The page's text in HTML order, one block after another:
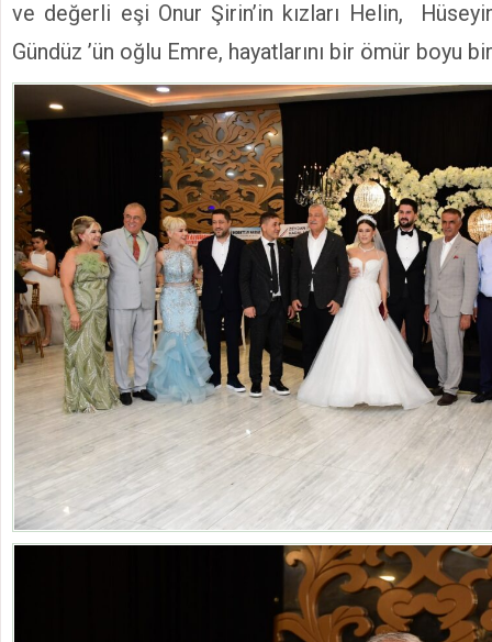
ve değerli eşi Onur Şirin’in kızları Helin,
Gündüz ’ün oğlu Emre, hayatlarını bir ömür boyu